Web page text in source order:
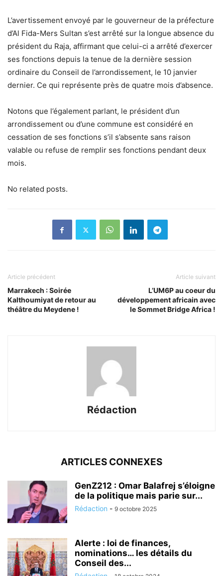
L’avertissement envoyé par le gouverneur de la préfecture
d’Al Fida-Mers Sultan s’est arrêté sur la longue absence du
président du Raja, affirmant que celui-ci a arrêté d’exercer
ses fonctions depuis la tenue de la dernière session
ordinaire du Conseil de l’arrondissement, le 10 janvier
dernier. Ce qui représente près de quatre mois d’absence.
Notons que l’également parlant, le président d’un
arrondissement ou d’une commune est considéré en
cessation de ses fonctions s’il s’absente sans raison
valable ou refuse de remplir ses fonctions pendant deux
mois.
No related posts.
Article précédent
Marrakech : Soirée
Kalthoumiyat de retour au
théâtre du Meydene !
Article suivant
L’UM6P au coeur du
développement africain avec
le Sommet Bridge Africa !
Rédaction
ARTICLES CONNEXES
GenZ212 : Omar Balafrej s’éloigne
de la politique mais parie sur...
Rédaction - 9 octobre 2025
Alerte : loi de finances,
nominations… les détails du
Conseil des...